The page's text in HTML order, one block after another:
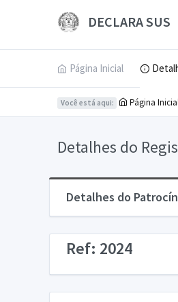
DECLARA SUS
Página Inicial
Você está aqui: Página
Detalhes do
Detalhes do
Ref: 2024